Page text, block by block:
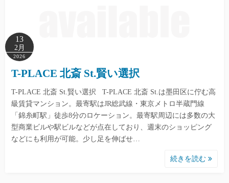
13
2月
2026
T-PLACE 北斎 St.賢い選択
T-PLACE 北斎 St.賢い選択 T-PLACE 北斎 St.は墨田区に佇む高
級賃貸マンション。最寄駅はJR総武線・東京メトロ半蔵門線
「錦糸町駅」徒歩8分のロケーション。最寄駅周辺には多数の大
型商業ビルや駅ビルなどが点在しており、週末のショッピング
などにも利用が可能。少し足を伸ばせ…
続きを読む